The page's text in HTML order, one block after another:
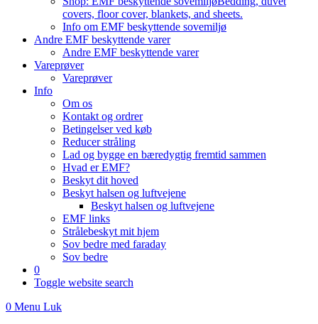
covers, floor cover, blankets, and sheets.
Info om EMF beskyttende sovemiljø
Andre EMF beskyttende varer
Andre EMF beskyttende varer
Vareprøver
Vareprøver
Info
Om os
Kontakt og ordrer
Betingelser ved køb
Reducer stråling
Lad og bygge en bæredygtig fremtid sammen
Hvad er EMF?
Beskyt dit hoved
Beskyt halsen og luftvejene
Beskyt halsen og luftvejene
EMF links
Strålebeskyt mit hjem
Sov bedre med faraday
Sov bedre
0
Toggle website search
0 Menu Luk